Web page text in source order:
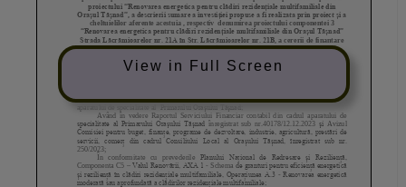
View in Full Screen